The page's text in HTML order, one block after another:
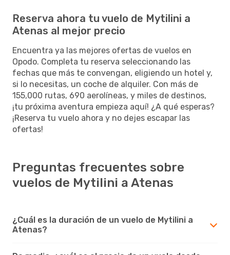
Reserva ahora tu vuelo de Mytilini a
Atenas al mejor precio
Encuentra ya las mejores ofertas de vuelos en
Opodo. Completa tu reserva seleccionando las
fechas que más te convengan, eligiendo un hotel y,
si lo necesitas, un coche de alquiler. Con más de
155,000 rutas, 690 aerolíneas, y miles de destinos,
¡tu próxima aventura empieza aquí! ¿A qué esperas?
¡Reserva tu vuelo ahora y no dejes escapar las
ofertas!
Preguntas frecuentes sobre
vuelos de Mytilini a Atenas
¿Cuál es la duración de un vuelo de Mytilini a
Atenas?